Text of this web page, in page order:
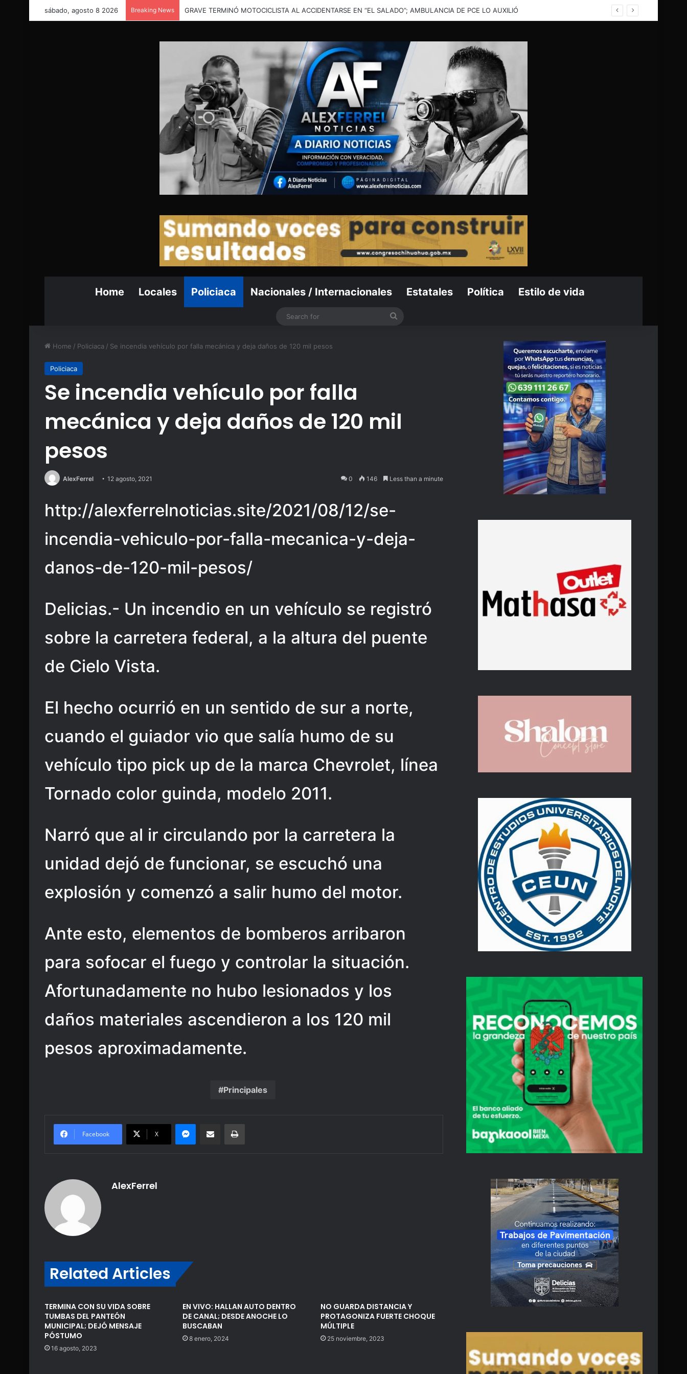
sábado, agosto 8 2026 Breaking News “Necesitamos una solución”: vecinos denuncian inundaciones en calles de Santa Catarina; PC evalua problema para buscar solución
Home Locales Policiaca Nacionales / Internacionales Estatales Política Estilo de vida
Search
Home / Policiaca / Se incendia vehículo por falla mecánica y deja daños de 120 mil pesos
Policiaca
Se incendia vehículo por falla
mecánica y deja daños de 120 mil
pesos
AlexFerrel 12 agosto, 2021 0 146 Less than a minute
http://alexferrelnoticias.site/2021/08/12/se-
incendia-vehiculo-por-falla-mecanica-y-deja-
danos-de-120-mil-pesos/
Delicias.- Un incendio en un vehículo se registró
sobre la carretera federal, a la altura del puente
de Cielo Vista.
El hecho ocurrió en un sentido de sur a norte,
cuando el guiador vio que salía humo de su
vehículo tipo pick up de la marca Chevrolet, línea
Tornado color guinda, modelo 2011.
Narró que al ir circulando por la carretera la
unidad dejó de funcionar, se escuchó una
explosión y comenzó a salir humo del motor.
Ante esto, elementos de bomberos arribaron
para sofocar el fuego y controlar la situación.
Afortunadamente no hubo lesionados y los
daños materiales ascendieron a los 120 mil
pesos aproximadamente.
Principales
Facebook X
Messenger
Share via Email Print
AlexFerrel
Related Articles
TERMINA CON SU VIDA SOBRE
TUMBAS DEL PANTEÓN
MUNICIPAL; DEJÓ MENSAJE
PÓSTUMO
16 agosto, 2023
EN VIVO: HALLAN AUTO DENTRO
DE CANAL; DESDE ANOCHE LO
BUSCABAN
8 enero, 2024
NO GUARDA DISTANCIA Y
PROTAGONIZA FUERTE CHOQUE
MÚLTIPLE
25 noviembre, 2023